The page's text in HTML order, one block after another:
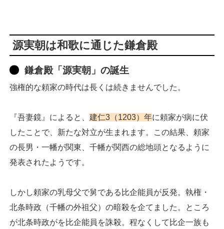
源実朝は和歌に通じた鎌倉殿
鎌倉殿「源実朝」の誕生
強権的な頼家の時代は長くは続きませんでした。
『吾妻鏡』によると、 建仁3（1203）年に頼家が病に伏
したことで、新たな対立が生まれます。この結果、頼家
の長男・一幡が関東、千幡が関西の総地頭となるように
発表されたようです。
しかし頼家の乳母父で舅である比企能員が反発。執権・
北条時政（千幡の外祖父）の暗殺を企てました。ところ
が北条時政がを比企能員を誅殺。程なくして比企一族も